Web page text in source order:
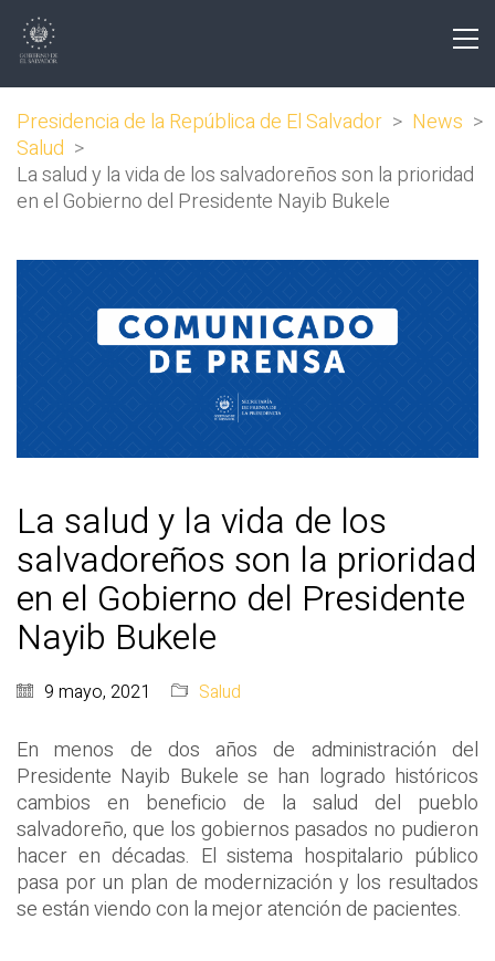
Presidencia de la República de El Salvador > News >
Salud >
La salud y la vida de los salvadoreños son la prioridad
en el Gobierno del Presidente Nayib Bukele
La salud y la vida de los
salvadoreños son la prioridad
en el Gobierno del Presidente
Nayib Bukele
9 mayo, 2021 Salud
En menos de dos años de administración del
Presidente Nayib Bukele se han logrado históricos
cambios en beneficio de la salud del pueblo
salvadoreño, que los gobiernos pasados no pudieron
hacer en décadas. El sistema hospitalario público
pasa por un plan de modernización y los resultados
se están viendo con la mejor atención de pacientes.